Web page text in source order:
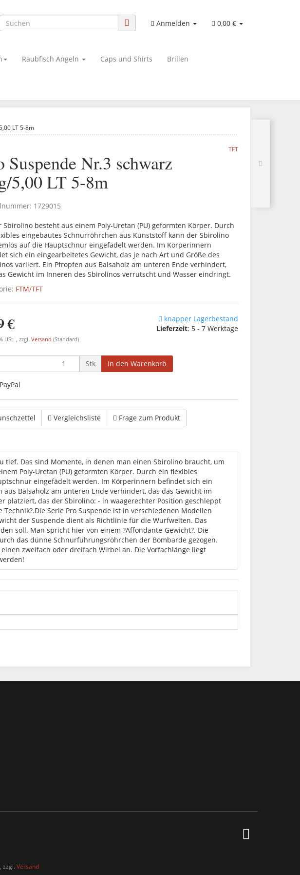
Anmelden 0,00 €
Raubfisch Angeln Caps und Shirts Brillen
LT 5-8m
TFT
Suspende Nr.3 schwarz
5,00 LT 5-8m
1729015
Sbirolino besteht aus einem Poly-Uretan (PU) geformten Körper. Durch
eingebautes Schnurröhrchen aus Kunststoff kann der Sbirolino
auf die Hauptschnur eingefädelt werden. Im Körperinnern
sich ein eingearbeitetes Gewicht, das je nach Art und Größe des
variiert. Ein Pfropfen aus Balsaholz am unteren Ende verhindert,
Gewicht im Inneren des Sbirolinos verrutscht und Wasser eindringt.
FTM/TFT
€
USt. , zzgl. Versand (Standard)
knapper Lagerbestand
Lieferzeit: 5 - 7 Werktage
Stk In den Warenkorb
Vergleichsliste Frage zum Produkt
Das sind Momente, in denen man einen Sbirolino braucht, um
Poly-Uretan (PU) geformten Körper. Durch ein flexibles
eingefädelt werden. Im Körperinnern befindet sich ein
Balsaholz am unteren Ende verhindert, das das Gewicht im
platziert, das der Sbirolino: - in waagerechter Position geschleppt
Serie Pro Suspende ist in verschiedenen Modellen
der Suspende dient als Richtlinie für die Wurfweiten. Das
soll. Man spricht hier von einem ?Affondante-Gewicht?. Die
das dünne Schnurführungsröhrchen der Bombarde gezogen.
zweifach oder dreifach Wirbel an. Die Vorfachlänge liegt
zzgl. Versand